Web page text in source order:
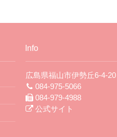
Info
広島県福山市伊勢丘6-4-20
084-975-5066
084-979-4988
公式サイト